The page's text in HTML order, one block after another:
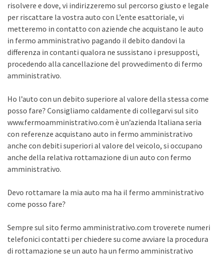
risolvere e dove, vi indirizzeremo sul percorso giusto e legale
per riscattare la vostra auto con L’ente esattoriale, vi
metteremo in contatto con aziende che acquistano le auto
in fermo amministrativo pagando il debito dandovi la
differenza in contanti qualora ne sussistano i presupposti,
procedendo alla cancellazione del provvedimento di fermo
amministrativo.
Ho l’auto con un debito superiore al valore della stessa come
posso fare? Consigliamo caldamente di collegarvi sul sito
www.fermoamministrativo.com è un’azienda Italiana seria
con referenze acquistano auto in fermo amministrativo
anche con debiti superiori al valore del veicolo, si occupano
anche della relativa rottamazione di un auto con fermo
amministrativo.
Devo rottamare la mia auto ma ha il fermo amministrativo
come posso fare?
Sempre sul sito fermo amministrativo.com troverete numeri
telefonici contatti per chiedere su come avviare la procedura
di rottamazione se un auto ha un fermo amministrativo